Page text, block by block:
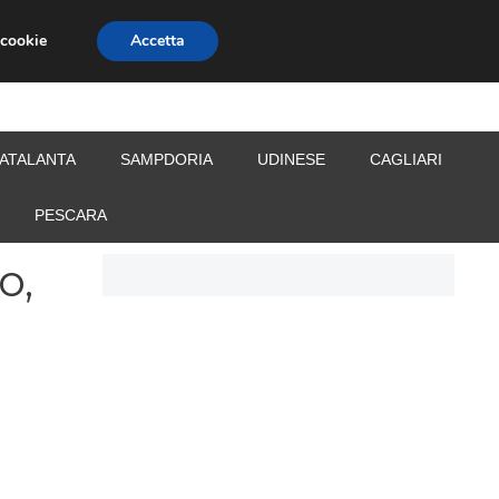
CALCIOMERCATO
ATALANTA SAMPDORIA UDINESE CAGLIARI
PESCARA
Accetta